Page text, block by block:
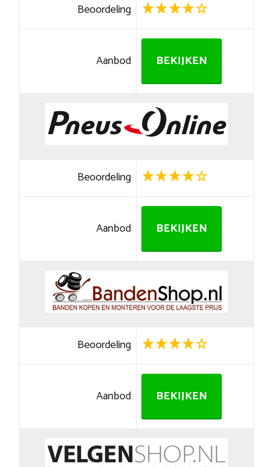
Beoordeling
Aanbod BEKIJKEN
Beoordeling
Aanbod BEKIJKEN
Beoordeling
Aanbod BEKIJKEN